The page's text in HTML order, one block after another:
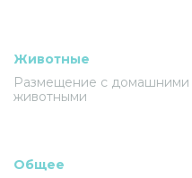
Животные
Размещение с домашними
животными
Общее